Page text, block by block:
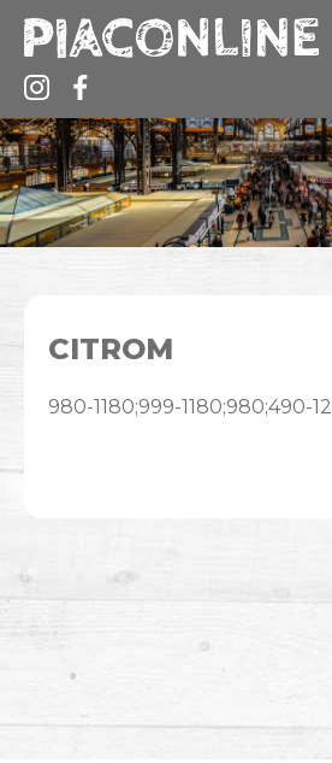
CITROM
980-1180;999-1180;980;490-